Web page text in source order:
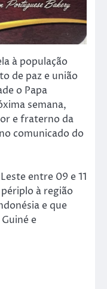
à população
de paz e união
o Papa
semana,
e fraterno da
comunicado do
entre 09 e 11
à região
e que
e